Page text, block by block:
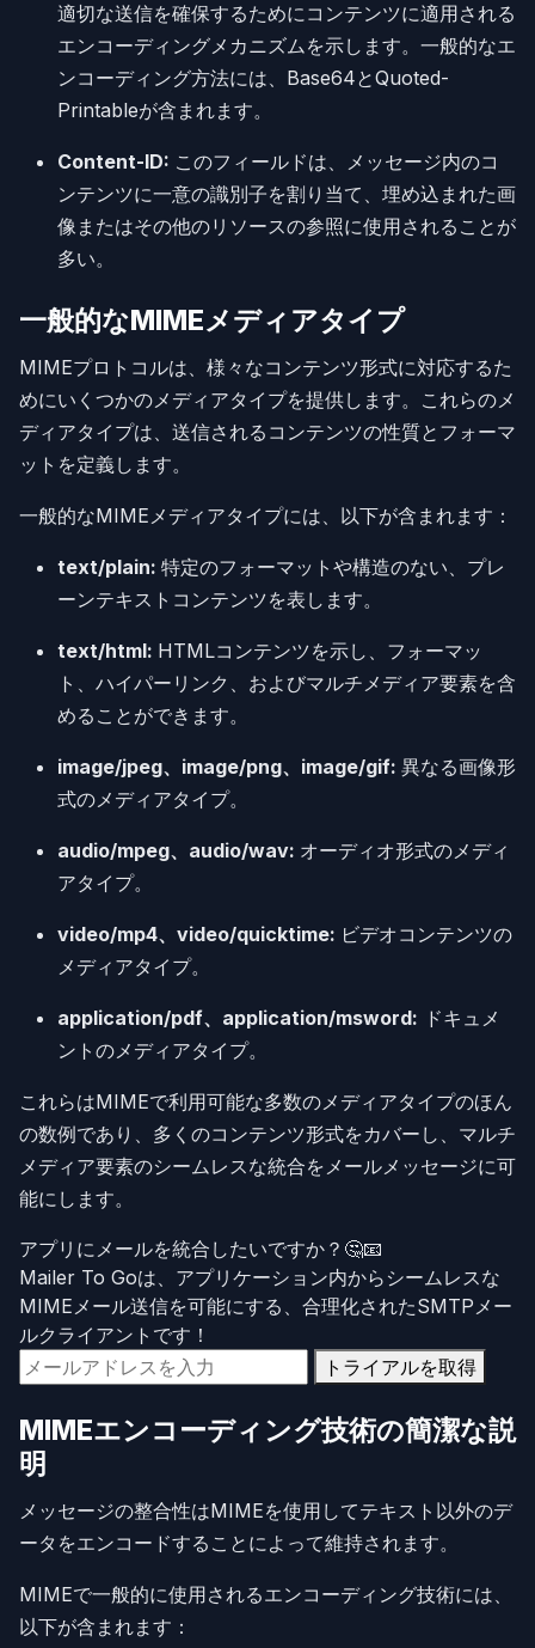
適切な送信を確保するためにコンテンツに適用される
エンコーディングメカニズムを示します。一般的なエ
ンコーディング方法には、Base64とQuoted-
Printableが含まれます。
Content-ID: このフィールドは、メッセージ内のコ
ンテンツに一意の識別子を割り当て、埋め込まれた画
像またはその他のリソースの参照に使用されることが
多い。
一般的なMIMEメディアタイプ
MIMEプロトコルは、様々なコンテンツ形式に対応するた
めにいくつかのメディアタイプを提供します。これらのメ
ディアタイプは、送信されるコンテンツの性質とフォーマ
ットを定義します。
一般的なMIMEメディアタイプには、以下が含まれます：
text/plain: 特定のフォーマットや構造のない、プレ
ーンテキストコンテンツを表します。
text/html: HTMLコンテンツを示し、フォーマッ
ト、ハイパーリンク、およびマルチメディア要素を含
めることができます。
image/jpeg、image/png、image/gif: 異なる画像形
式のメディアタイプ。
audio/mpeg、audio/wav: オーディオ形式のメディ
アタイプ。
video/mp4、video/quicktime: ビデオコンテンツの
メディアタイプ。
application/pdf、application/msword: ドキュメ
ントのメディアタイプ。
これらはMIMEで利用可能な多数のメディアタイプのほん
の数例であり、多くのコンテンツ形式をカバーし、マルチ
メディア要素のシームレスな統合をメールメッセージに可
能にします。
アプリにメールを統合したいですか？🤔📧
Mailer To Goは、アプリケーション内からシームレスな
MIMEメール送信を可能にする、合理化されたSMTPメー
ルクライアントです！
トライアルを取得
MIMEエンコーディング技術の簡潔な説
明
メッセージの整合性はMIMEを使用してテキスト以外のデ
ータをエンコードすることによって維持されます。
MIMEで一般的に使用されるエンコーディング技術には、
以下が含まれます：